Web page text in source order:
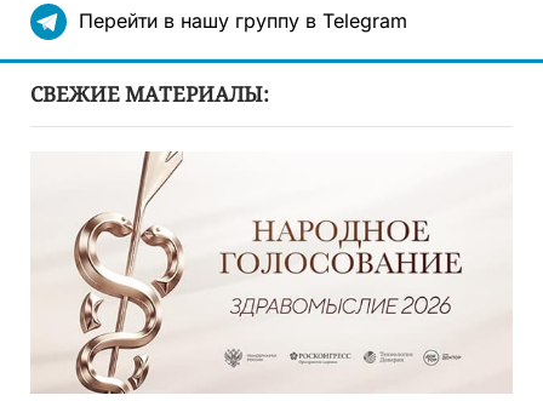
Перейти в нашу группу в Telegram
СВЕЖИЕ МАТЕРИАЛЫ: